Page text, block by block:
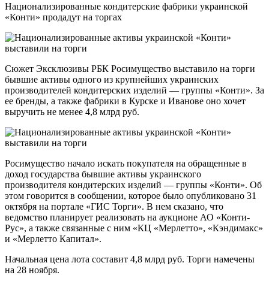
Национализированные кондитерские фабрики украинской
«Конти» продадут на торгах
Сюжет Эксклюзивы РБК Росимущество выставило на торги
бывшие активы одного из крупнейших украинских
производителей кондитерских изделий — группы «Конти». За
ее бренды, а также фабрики в Курске и Иванове оно хочет
выручить не менее 4,8 млрд руб.
Росимущество начало искать покупателя на обращенные в
доход государства бывшие активы украинского
производителя кондитерских изделий — группы «Конти». Об
этом говорится в сообщении, которое было опубликовано 31
октября на портале «ГИС Торги». В нем сказано, что
ведомство планирует реализовать на аукционе АО «Конти-
Рус», а также связанные с ним «КЦ «Мерлетто», «Кэндимакс»
и «Мерлетто Капитал».
Начальная цена лота составит 4,8 млрд руб. Торги намечены
на 28 ноября.